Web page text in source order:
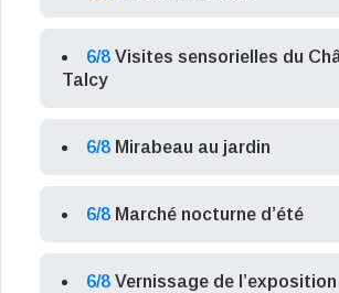
6/8 Visites sensorielles du
Talcy
6/8 Mirabeau au jardin
6/8 Marché nocturne d’été
6/8 Vernissage de